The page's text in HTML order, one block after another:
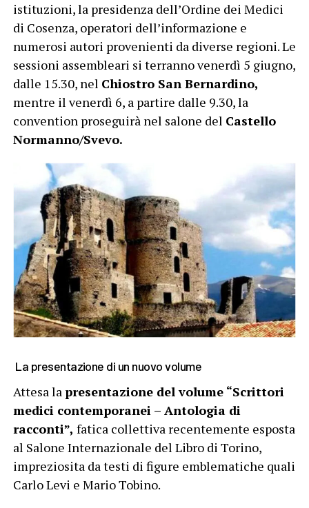
istituzioni, la presidenza dell’Ordine dei Medici
di Cosenza, operatori dell’informazione e
numerosi autori provenienti da diverse regioni.Le
sessioni assembleari si terranno venerdì 5 giugno,
dalle 15.30, nel Chiostro San Bernardino,
mentre il venerdì 6, a partire dalle 9.30, la
convention proseguirà nel salone del Castello
Normanno/Svevo.
La presentazione di un nuovo volume
Attesa lapresentazione del volume “Scrittori
medici contemporanei – Antologia di
racconti”, fatica collettiva recentemente esposta
al Salone Internazionale del Libro di Torino,
impreziosita da testi di figure emblematiche quali
Carlo Levi e Mario Tobino.